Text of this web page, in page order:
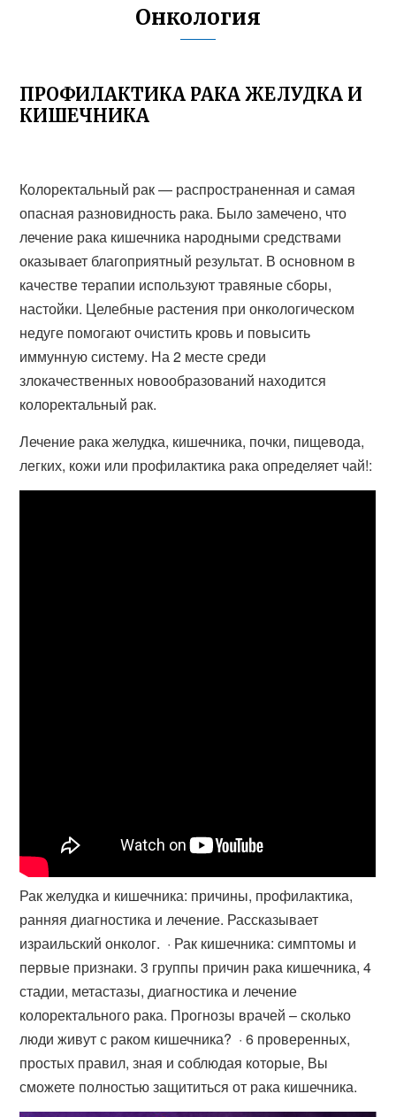
Онкология
ПРОФИЛАКТИКА РАКА ЖЕЛУДКА И
КИШЕЧНИКА
Колоректальный рак — распространенная и самая
опасная разновидность рака. Было замечено, что
лечение рака кишечника народными средствами
оказывает благоприятный результат. В основном в
качестве терапии используют травяные сборы,
настойки. Целебные растения при онкологическом
недуге помогают очистить кровь и повысить
иммунную систему. На 2 месте среди
злокачественных новообразований находится
колоректальный рак.
Лечение рака желудка, кишечника, почки, пищевода,
легких, кожи или профилактика рака определяет чай!:
Рак желудка и кишечника: причины, профилактика,
ранняя диагностика и лечение. Рассказывает
израильский онколог. · Рак кишечника: симптомы и
первые признаки. 3 группы причин рака кишечника, 4
стадии, метастазы, диагностика и лечение
колоректального рака. Прогнозы врачей – сколько
люди живут с раком кишечника? · 6 проверенных,
простых правил, зная и соблюдая которые, Вы
сможете полностью защититься от рака кишечника.